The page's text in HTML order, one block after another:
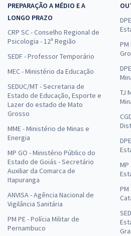
PREPARAÇÃO A MÉDIO E A
LONGO PRAZO
CRP SC - Conselho Regional de
Psicologia - 12ª Região
SEDF - Professor Temporário
MEC - Ministério da Educação
SEDUC/MT - Secretaria de
Estado de Educação, Esporte e
Lazer do estado de Mato
Grosso
MME - Ministério de Minas e
Energia
MP GO - Ministério Público do
Estado de Goiás - Secretário
Auxiliar da Comarca de
Itapuranga
ANVISA - Agência Nacional de
Vigilância Sanitária
PM PE - Polícia Militar de
Pernambuco
TJ